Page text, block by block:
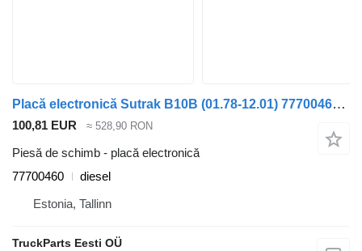
Placă electronică Sutrak B10B (01.78-12.01) 77700460 pentru autobuz Volvo B6, B7, B9, B10, B12 bus (1978-2011)
100,81 EUR ≈ 528,90 RON
Piesă de schimb - placă electronică
77700460
diesel
Estonia, Tallinn
TruckParts Eesti OÜ